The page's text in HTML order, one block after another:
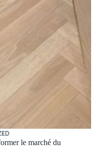
le marché du